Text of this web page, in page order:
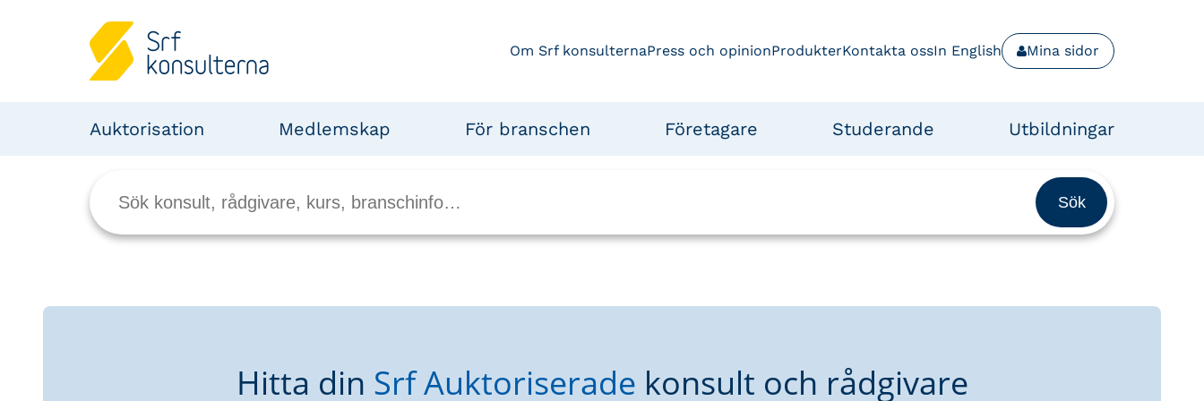
Om Srf konsulternaPress och opinionProdukterKontakta ossIn English Mina sidor
Auktorisation Medlemskap För branschen Företagare Studerande Utbildningar
Hitta din Srf Auktoriserade konsult och rådgivare